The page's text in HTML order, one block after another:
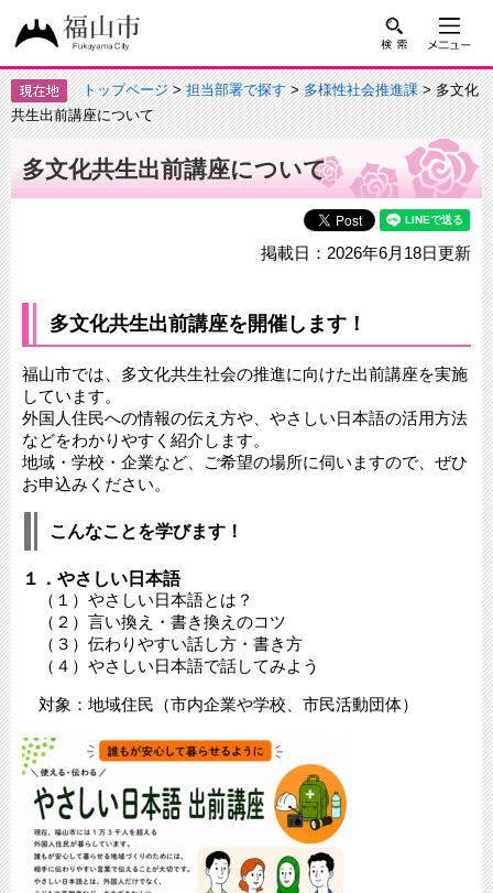
トップページ>担当部署で探す>多様性社会推進課> 多文化
共生出前講座について
多文化共生出前講座について
掲載日：2026年6月18日更新
多文化共生出前講座を開催します！
福山市では、多文化共生社会の推進に向けた出前講座を実施
しています。
外国人住民への情報の伝え方や、やさしい日本語の活用方法
などをわかりやすく紹介します。
地域・学校・企業など、ご希望の場所に伺いますので、ぜひ
お申込みください。
こんなことを学びます！
１．やさしい日本語
（１）やさしい日本語とは？
（２）言い換え・書き換えのコツ
（３）伝わりやすい話し方・書き方
（４）やさしい日本語で話してみよう
対象：地域住民（市内企業や学校、市民活動団体）